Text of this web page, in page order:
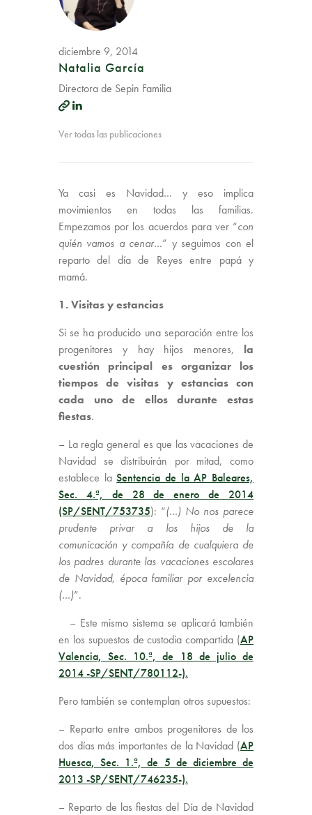
diciembre 9, 2014
Natalia García
Directora de Sepin Familia
Ver todas las publicaciones
Ya casi es Navidad… y eso implica
movimientos en todas las familias.
Empezamos por los acuerdos para ver “con
quién vamos a cenar…” y seguimos con el
reparto del día de Reyes entre papá y
mamá.
1. Visitas y estancias
Si se ha producido una separación entre los
progenitores y hay hijos menores, la
cuestión principal es organizar los
tiempos de visitas y estancias con
cada uno de ellos durante estas
fiestas.
– La regla general es que las vacaciones de
Navidad se distribuirán por mitad, como
establece laSentencia de la AP Baleares,
Sec. 4.ª, de 28 de enero de 2014
(SP/SENT/753735): “(…) No nos parece
prudente privar a los hijos de la
comunicación y compañía de cualquiera de
los padres durante las vacaciones escolares
de Navidad, época familiar por excelencia
(…)”.
– Este mismo sistema se aplicará también
en los supuestos de custodia compartida (AP
Valencia, Sec. 10.ª, de 18 de julio de
2014 -SP/SENT/780112-).
Pero también se contemplan otros supuestos:
– Reparto entre ambos progenitores de los
dos días más importantes de la Navidad (AP
Huesca, Sec. 1.ª, de 5 de diciembre de
2013 -SP/SENT/746235-).
– Reparto de las fiestas del Día de Navidad